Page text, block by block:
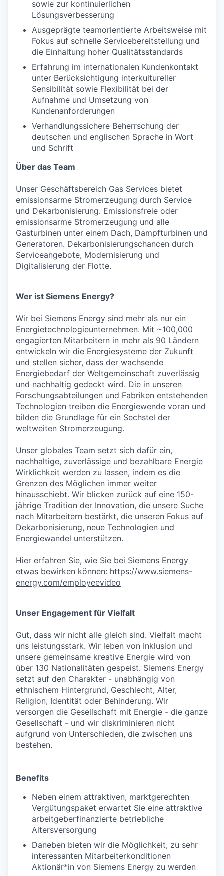
sowie zur kontinuierlichen
Lösungsverbesserung
Ausgeprägte teamorientierte Arbeitsweise mit
Fokus auf schnelle Servicebereitstellung und
die Einhaltung hoher Qualitätsstandards
Erfahrung im internationalen Kundenkontakt
unter Berücksichtigung interkultureller
Sensibilität sowie Flexibilität bei der
Aufnahme und Umsetzung von
Kundenanforderungen
Verhandlungssichere Beherrschung der
deutschen und englischen Sprache in Wort
und Schrift
Über das Team
Unser Geschäftsbereich Gas Services bietet
emissionsarme Stromerzeugung durch Service
und Dekarbonisierung. Emissionsfreie oder
emissionsarme Stromerzeugung und alle
Gasturbinen unter einem Dach, Dampfturbinen und
Generatoren. Dekarbonisierungschancen durch
Serviceangebote, Modernisierung und
Digitalisierung der Flotte.
Wer ist Siemens Energy?
Wir bei Siemens Energy sind mehr als nur ein
Energietechnologieunternehmen. Mit ~100,000
engagierten Mitarbeitern in mehr als 90 Ländern
entwickeln wir die Energiesysteme der Zukunft
und stellen sicher, dass der wachsende
Energiebedarf der Weltgemeinschaft zuverlässig
und nachhaltig gedeckt wird. Die in unseren
Forschungsabteilungen und Fabriken entstehenden
Technologien treiben die Energiewende voran und
bilden die Grundlage für ein Sechstel der
weltweiten Stromerzeugung.
Unser globales Team setzt sich dafür ein,
nachhaltige, zuverlässige und bezahlbare Energie
Wirklichkeit werden zu lassen, indem es die
Grenzen des Möglichen immer weiter
hinausschiebt. Wir blicken zurück auf eine 150-
jährige Tradition der Innovation, die unsere Suche
nach Mitarbeitern bestärkt, die unseren Fokus auf
Dekarbonisierung, neue Technologien und
Energiewandel unterstützen.
Hier erfahren Sie, wie Sie bei Siemens Energy
etwas bewirken können: https://www.siemens-
energy.com/employeevideo
Unser Engagement für Vielfalt
Gut, dass wir nicht alle gleich sind. Vielfalt macht
uns leistungsstark. Wir leben von Inklusion und
unsere gemeinsame kreative Energie wird von
über 130 Nationalitäten gespeist. Siemens Energy
setzt auf den Charakter - unabhängig von
ethnischem Hintergrund, Geschlecht, Alter,
Religion, Identität oder Behinderung. Wir
versorgen die Gesellschaft mit Energie - die ganze
Gesellschaft - und wir diskriminieren nicht
aufgrund von Unterschieden, die zwischen uns
bestehen.
Benefits
Neben einem attraktiven, marktgerechten
Vergütungspaket erwartet Sie eine attraktive
arbeitgeberfinanzierte betriebliche
Altersversorgung
Daneben bieten wir die Möglichkeit, zu sehr
interessanten Mitarbeiterkonditionen
Aktionär*in von Siemens Energy zu werden